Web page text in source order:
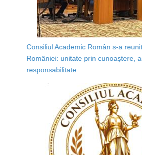
Consiliul Academic Român s-a
României: unitate prin cunoaștere,
responsabilitate